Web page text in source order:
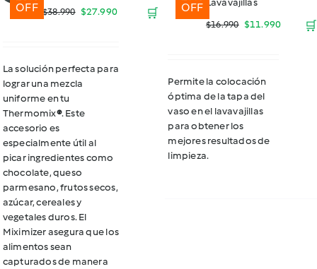
OFF $38.990 El
era:
$38.990.
$27.990El 🛒
La solución perfecta para
lograr una mezcla
uniforme en tu
Thermomix®. Este
accesorio es
especialmente útil al
picar ingredientes como
chocolate, queso
parmesano, frutos secos,
azúcar, cereales y
vegetales duros. El
Miximizer asegura que los
alimentos sean
capturados de manera
OFF Lavavajillas
$16.990 El
original
era:
$16.990.
$11.990El 🛒
Permite la colocación
óptima de la tapa del
vaso en el lavavajillas
para obtener los
mejores resultados de
limpieza.